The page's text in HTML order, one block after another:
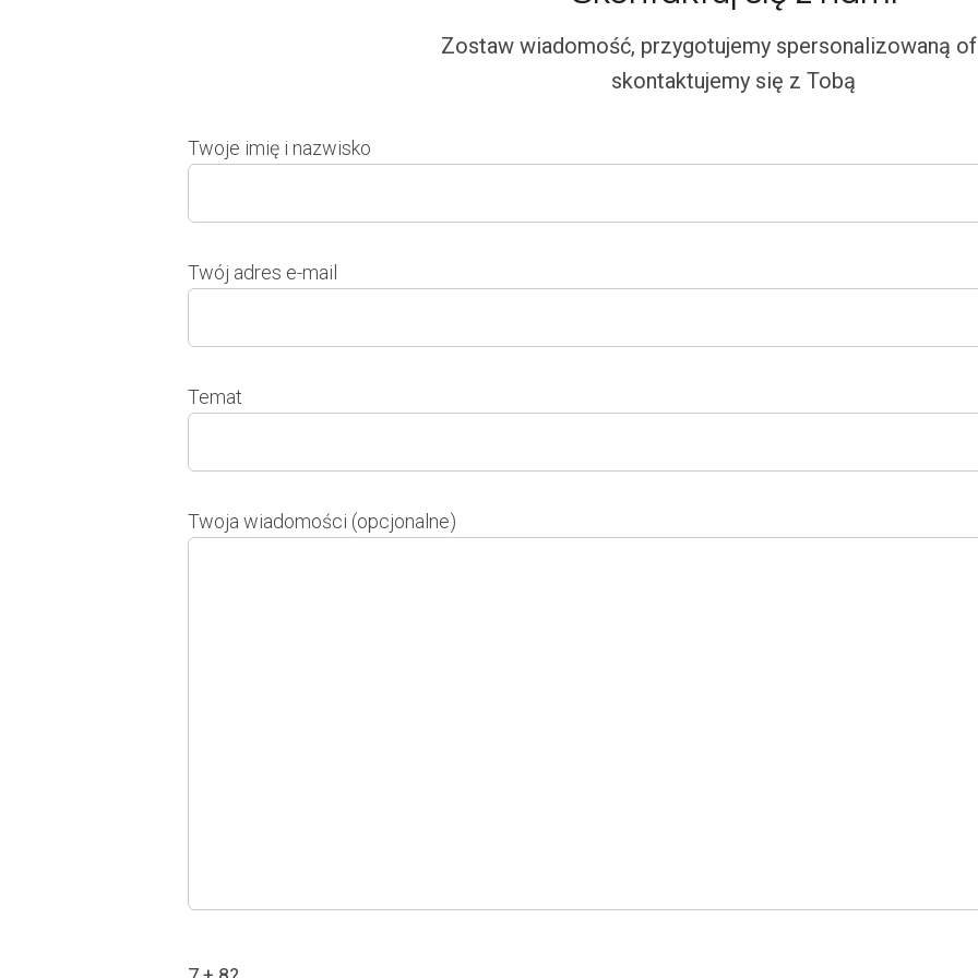
Zostaw wiadomość, przygotujemy spersonalizowaną
skontaktujemy się z Tobą
Twoje imię i nazwisko
Twój adres e-mail
Temat
Twoja wiadomości (opcjonalne)